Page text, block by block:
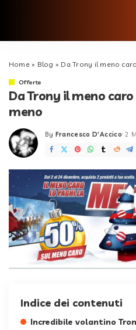
Home» Blog » Da Trony il meno
Offerte
Da Trony il meno
meno
Posted
by
By Francesco D'Accico 2
Indice dei contenuti
Incredibile volantino